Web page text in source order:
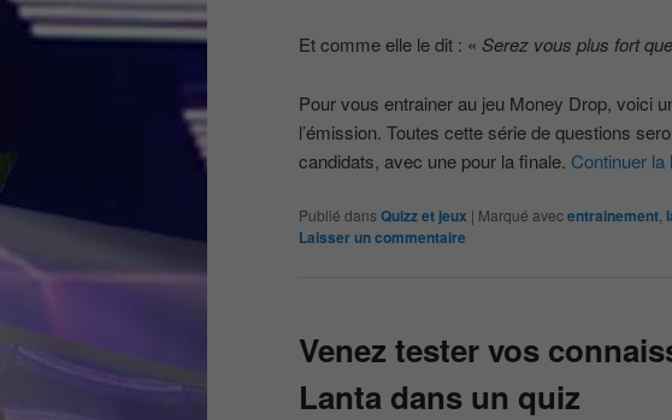
Et comme elle le dit : « Serez vous plus fort
Pour vous entrainer au jeu Money Drop, voici
l’émission. Toutes cette série de questions
candidats, avec une pour la finale. Continuer la
Publié dansQuizz et jeux | Marqué avecentrainement
Laisser un commentaire
Venez tester vos
Lanta dans un quiz